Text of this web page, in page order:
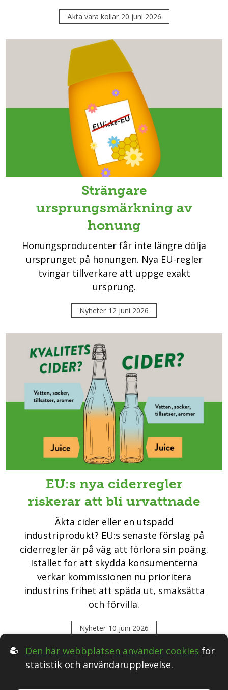
Äkta vara kollar 20 juni 2026
Strängare
ursprungsmärkning av
honung
Honungsproducenter får inte längre dölja
ursprunget på honungen. Nya EU-regler
tvingar tillverkare att uppge exakt
ursprung.
Nyheter 12 juni 2026
EU:s nya ciderregler
riskerar att bli urvattnade
Äkta cider eller en utspädd
industriprodukt? EU:s senaste förslag på
ciderregler är på väg att förlora sin poäng.
Istället för att skydda konsumenterna
verkar kommissionen nu prioritera
industrins frihet att späda ut, smaksätta
och förvilla.
Nyheter 10 juni 2026
Följ oss i Sociala medier:
Den här webbplatsen använder cookies för
statistik och användarupplevelse.